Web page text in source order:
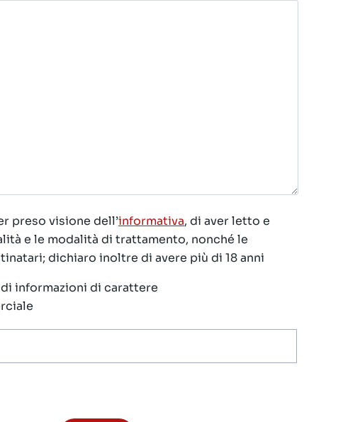
preso visione dell’informativa, di aver letto e
e le modalità di trattamento, nonché le
dichiaro inoltre di avere più di 18 anni
informazioni di carattere